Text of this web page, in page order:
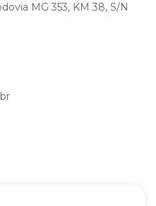
MG 353, KM 38, S/N